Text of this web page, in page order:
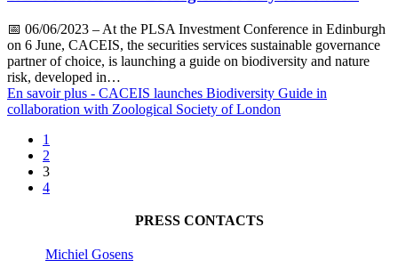
📅 06/06/2023 – At the PLSA Investment Conference in Edinburgh
on 6 June, CACEIS, the securities services sustainable governance
partner of choice, is launching a guide on biodiversity and nature
risk, developed in…
En savoir plus - CACEIS launches Biodiversity Guide in
collaboration with Zoological Society of London
1
2
3
4
PRESS CONTACTS
Michiel Gosens